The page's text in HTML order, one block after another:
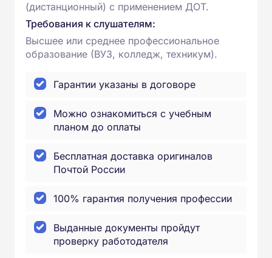
(дистанционный) с применением ДОТ.
Требования к слушателям:
Высшее или среднее профессиональное
образование (ВУЗ, колледж, техникум).
Гарантии указаны в договоре
Можно ознакомиться с учебным
планом до оплаты
Бесплатная доставка оригиналов
Почтой России
100% гарантия получения профессии
Выданные документы пройдут
проверку работодателя